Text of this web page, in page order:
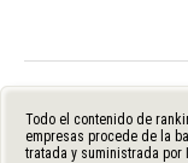
Todo el contenido de
empresas procede de la
tratada y suministrada por